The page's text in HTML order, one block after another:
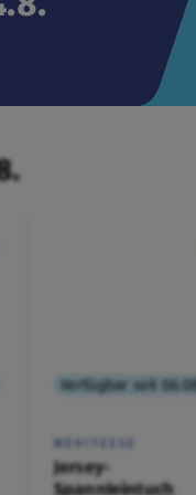
NOVITESSE
Jersey-
Spannleintuch